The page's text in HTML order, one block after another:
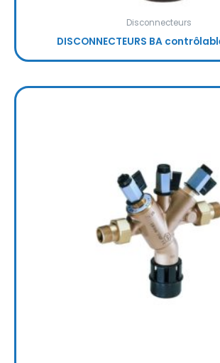
Disconnecteurs
DISCONNECTEURS BA